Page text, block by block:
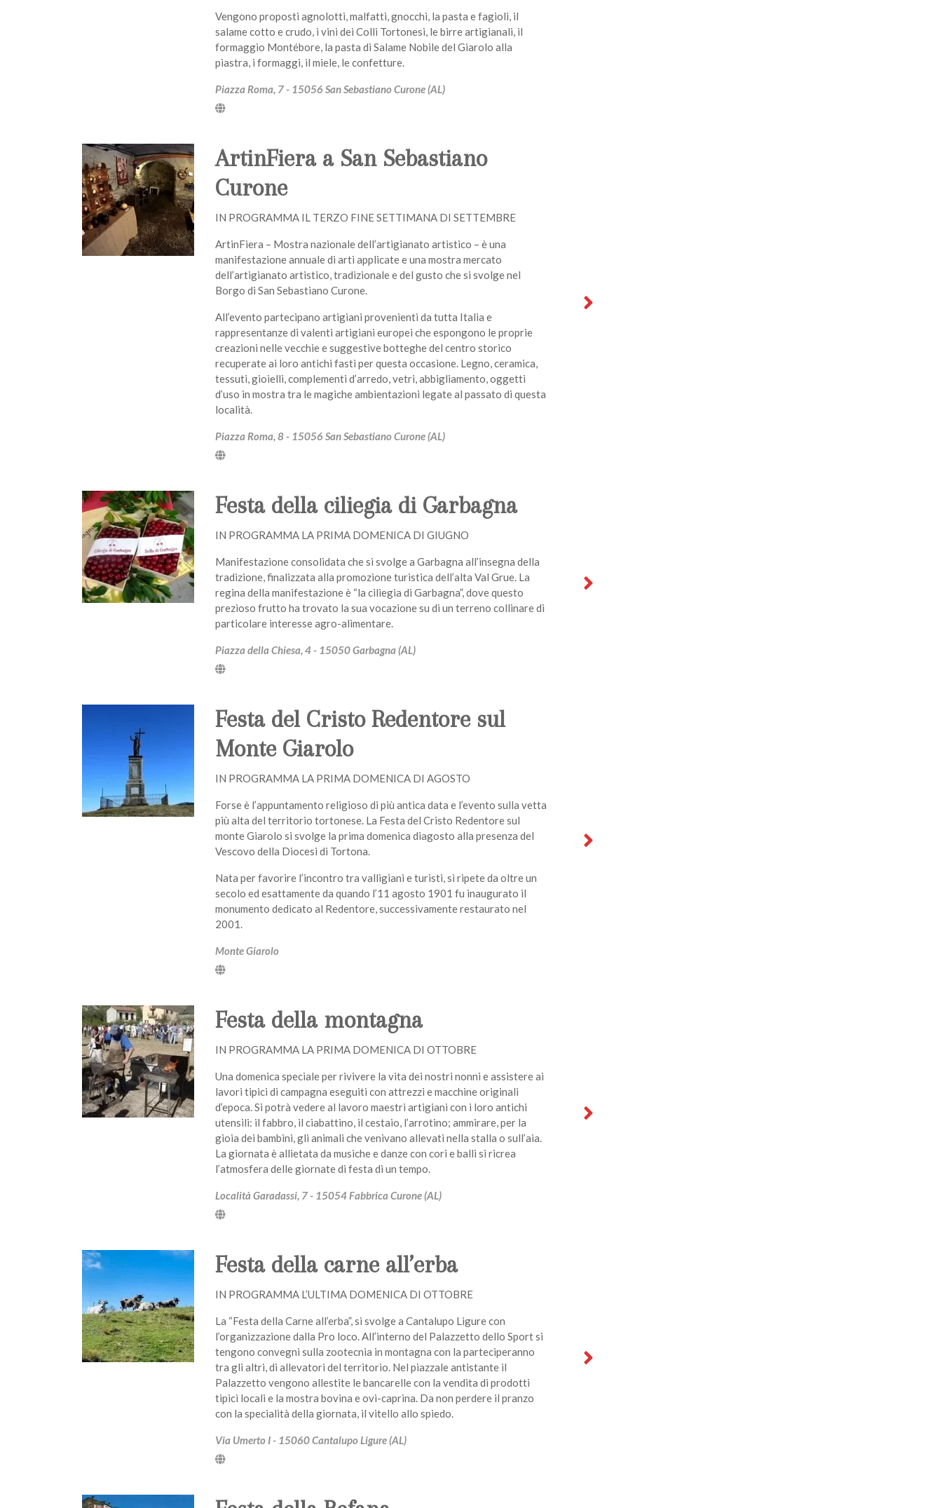
Vengono proposti agnolotti, malfatti, gnocchi, la pasta e fagioli, il
salame cotto e crudo, i vini dei Colli Tortonesi, le birre artigianali, il
formaggio Montébore, la pasta di Salame Nobile del Giarolo alla
piastra, i formaggi, il miele, le confetture.
Piazza Roma, 7 - 15056 San Sebastiano Curone (AL)
ArtinFiera a San Sebastiano
Curone
IN PROGRAMMA IL TERZO FINE SETTIMANA DI SETTEMBRE
ArtinFiera – Mostra nazionale dell’artigianato artistico – è una
manifestazione annuale di arti applicate e una mostra mercato
dell’artigianato artistico, tradizionale e del gusto che si svolge nel
Borgo di San Sebastiano Curone.
All’evento partecipano artigiani provenienti da tutta Italia e
rappresentanze di valenti artigiani europei che espongono le proprie
creazioni nelle vecchie e suggestive botteghe del centro storico
recuperate ai loro antichi fasti per questa occasione. Legno, ceramica,
tessuti, gioielli, complementi d’arredo, vetri, abbigliamento, oggetti
d’uso in mostra tra le magiche ambientazioni legate al passato di questa
località.
Piazza Roma, 8 - 15056 San Sebastiano Curone (AL)
Festa della ciliegia di Garbagna
IN PROGRAMMA LA PRIMA DOMENICA DI GIUGNO
Manifestazione consolidata che si svolge a Garbagna all’insegna della
tradizione, finalizzata alla promozione turistica dell’alta Val Grue. La
regina della manifestazione è “la ciliegia di Garbagna”, dove questo
prezioso frutto ha trovato la sua vocazione su di un terreno collinare di
particolare interesse agro-alimentare.
Piazza della Chiesa, 4 - 15050 Garbagna (AL)
Festa del Cristo Redentore sul
Monte Giarolo
IN PROGRAMMA LA PRIMA DOMENICA DI AGOSTO
Forse è l’appuntamento religioso di più antica data e l’evento sulla vetta
più alta del territorio tortonese. La Festa del Cristo Redentore sul
monte Giarolo si svolge la prima domenica diagosto alla presenza del
Vescovo della Diocesi di Tortona.
Nata per favorire l’incontro tra valligiani e turisti, si ripete da oltre un
secolo ed esattamente da quando l’11 agosto 1901 fu inaugurato il
monumento dedicato al Redentore, successivamente restaurato nel
2001.
Monte Giarolo
Festa della montagna
IN PROGRAMMA LA PRIMA DOMENICA DI OTTOBRE
Una domenica speciale per rivivere la vita dei nostri nonni e assistere ai
lavori tipici di campagna eseguiti con attrezzi e macchine originali
d’epoca. Si potrà vedere al lavoro maestri artigiani con i loro antichi
utensili: il fabbro, il ciabattino, il cestaio, l’arrotino; ammirare, per la
gioia dei bambini, gli animali che venivano allevati nella stalla o sull’aia.
La giornata è allietata da musiche e danze con cori e balli si ricrea
l’atmosfera delle giornate di festa di un tempo.
Località Garadassi, 7 - 15054 Fabbrica Curone (AL)
Festa della carne all’erba
IN PROGRAMMA L’ULTIMA DOMENICA DI OTTOBRE
La “Festa della Carne all’erba”, si svolge a Cantalupo Ligure con
l’organizzazione dalla Pro loco. All’interno del Palazzetto dello Sport si
tengono convegni sulla zootecnia in montagna con la parteciperanno
tra gli altri, di allevatori del territorio. Nel piazzale antistante il
Palazzetto vengono allestite le bancarelle con la vendita di prodotti
tipici locali e la mostra bovina e ovi-caprina. Da non perdere il pranzo
con la specialità della giornata, il vitello allo spiedo.
Via Umerto I - 15060 Cantalupo Ligure (AL)